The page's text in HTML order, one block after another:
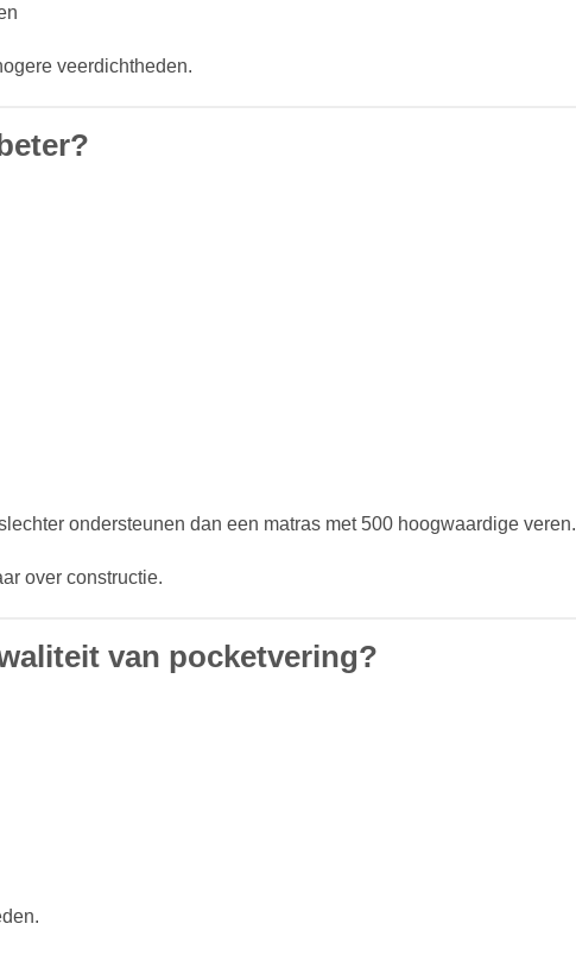
veerdichtheden.
ondersteunen dan een matras met 500 hoogwaardige veren.
over constructie.
van pocketvering?